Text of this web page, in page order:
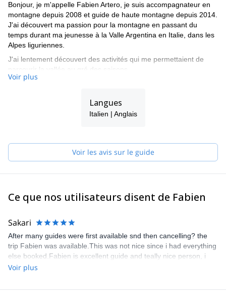
Bonjour, je m'appelle Fabien Artero, je suis accompagnateur en
montagne depuis 2008 et guide de haute montagne depuis 2014.
J'ai découvert ma passion pour la montagne en passant du
temps durant ma jeunesse à la Valle Argentina en Italie, dans les
Alpes liguriennes.
J'ai lentement découvert des activités qui me permettaient de
parcourir la vallée au gré des saisons...
La montagne est un grand terrain de jeu. Il faut jouer selon son
l'itinéraire... Ce qui rend ces activités complexes et
mélange enrichissant à tout point de vue.
Je voulais que cela devienne mon métier à cause de la
montagne, du contact humain et de la pratique d'activités
Voir plus
Langues
Italien | Anglais
Voir les avis sur le guide
Ce que nos utilisateurs disent de Fabien
Sakari
After many guides were first available snd then cancelling? the
trip Fabien was available.This was not nice since i had everything
else booked.Fabien is excellent guide and teally nice person, i
highly recommend him.
Voir plus